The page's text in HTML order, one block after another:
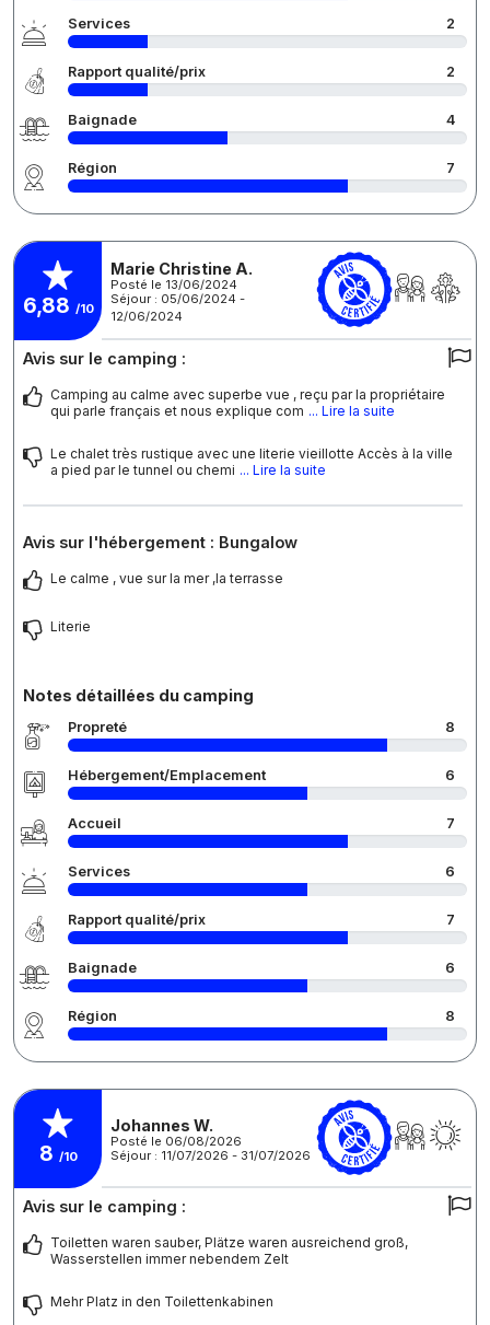
Services 2
Rapport qualité/prix 2
Baignade 4
Région 7
6,88 /10
Marie Christine A.
Posté le 13/06/2024
Séjour : 05/06/2024 -
12/06/2024
Avis sur le camping :
Camping au calme avec superbe vue , reçu par la propriétaire
qui parle français et nous explique com ... Lire la suite
Le chalet très rustique avec une literie vieillotte Accès à la ville
a pied par le tunnel ou chemi ... Lire la suite
Avis sur l'hébergement : Bungalow
Le calme , vue sur la mer ,la terrasse
Literie
Notes détaillées du camping
Propreté 8
Hébergement/Emplacement 6
Accueil 7
Services 6
Rapport qualité/prix 7
Baignade 6
Région 8
8 /10
Johannes W.
Posté le 06/08/2026
Séjour : 11/07/2026 - 31/07/2026
Avis sur le camping :
Toiletten waren sauber, Plätze waren ausreichend groß,
Wasserstellen immer nebendem Zelt
Mehr Platz in den Toilettenkabinen